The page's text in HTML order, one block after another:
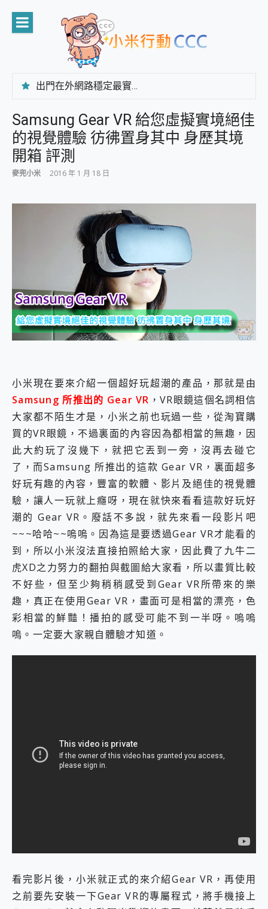
content
出門在外網路穩定最實在 「台灣大哥大」榮獲 4G/5G 在線率全球 NO.3 全台第一與全台六冠王實測心得，走到哪順到哪！
CP 值天花板~ Bongcom BS5 足球君開箱~ 短焦投影機 3千元就能擁有！ 折扣碼在這～
專為 PC上的 XBOX和掌機設計的 FireCuda X1070 SSD 固態硬碟開箱 評測
台灣製攝影機在這裡，100%全無線設計 SpotCam Solo Eco 太陽能防水雲端攝影機 SpotCam Solo 3 2.5K高畫質戶外攝影機 開箱 評測
超驚艷 讓人一眼就愛上 LENOVO 聯想 Yoga Book 9 14吋 AI輕薄筆電 開箱 評測
美到讓人超想擁有 moto pad 60 系列 與 Moto | Swarovski razr 60 冰藍限定版本 開箱 評測
好用的 EaseUS Partition Master 讓您輕鬆的移除與格式化有防寫保護的隨身碟或SD卡
一鍵修復模糊影片、舊照的 AI 好幫手! VideoProc Converter AI 新版全解析 × 年末優惠，一篇全看懂
外型超吸晴~ 給您絕佳操控體驗 GravaStar Mercury K1 系列 異星機械鍵盤與 Mercury X 系列 輕量無線電競滑鼠 開箱 評測
開箱~變身「蜘蛛人」椅子軍師！MSI MPG 491CQP QD-OLED 超寬曲面電競螢幕，多工辦公、爽度滿滿的終極桌面體驗
iPhone 17 系列 有認證的防護來囉！ imos 首家導入 UL MCV 行銷宣告驗證的手機配件品牌
DJI Osmo Pocket 3 爽爽帶回家 歡慶 EaseUS 21 週年到來，「Slogan 海報徵稿活動」好康大放送
小巧好吸不擋鏡頭 有Qi2認證的 ONPRO MagReact MXs2 5000mAh薄型磁吸無線急速行動電源 開箱 評測
會走動的冷暖氣 SONY REON POCKET PRO 穿戴式智慧冷暖調溫裝置 開箱 評測
超好用的 PLAUD NotePin AI 智慧錄音膠囊~ 您的AI 秘書已上線 每月免費送你 300分鐘轉寫
COMPUTEX 2025 來囉！AGI亞奇雷 AI・Gaming・創作儲存方案登場，趕快來AGI亞奇雷挑戰任務抽 PS5！
自帶線的 有線無線都能充 ONPRO MagReact M5 10000mAh 5合1 磁吸無線急速行動電源 開箱 評測
飛利浦 JS7310 ⚡【電急便｜行動儲能救車電源】 可靠的旅行夥伴！帶給您優異的安全性與強大供電效能
是螢幕也是電視! 一機超多用途「MSI微星 Modern MD272UPSW 27型」 4K IPS 輕薄商用智慧聯網螢幕 開箱 評測
您的專屬AI 助手 Yoga Slim 7 Aura Edition 觸控AI筆電 開箱 評測
realme 14 Pro 超硬軍規、冰感變色實測，realme 14 5G 遊戲戰鬥值爆表，效能x娛樂全都要！
iPhone、Apple Watch、AirPods耳機 三個設備充電一起搞定 ONPRO MagReact™ M3 3 in 1可攜摺疊無線充電器 開箱 評測
動靜皆宜「HUAWEI FreeArc」開放式耳掛耳機，無感配戴! 超穩超服貼，音質、通話也很優質
好玩好拍 vivo V50 ~ 口袋裡的 Zeiss 潮流攝影棚!
25種洗烘模式一機搞定! Roborock 衣莉莎白 H1 Neo分子篩洗脫烘 AI 滾筒洗衣機
給 MSI Claw 系列電競掌機 最完美的家 MSI Nest Docking Station 掌機專屬擴充底座 開箱 評測
B&O 精品級音響! Home+ 中嘉寬頻 SoundBox 劇院串流盒 開箱 評測
2億 APO蔡司長焦神機降臨~ vivo X200 Pro、vivo X200 就是這麼好拍
3 個超值 MHN 飛人工具分享~~ iToolab AnyGo 魔物獵人 Now飛人 ios教學 不出門也可以到處走
Locawhere AnyTo 寶可夢飛人 AnyTo 不出門也可以飛遍全世界
小體積 40000mAh 超大容量 一次充5個設備 充好充滿 CUKTECH 酷態科 300W 微型充電站 開箱 評測
97.3% 恢復率，資料救援就是這麼簡單 EaseUS Data Recovery Wizard Free 18.0.0 業界最好的資料救援軟體
磁碟系統大風吹 有了 磁碟管理程式 EaseUS Partition Master 就是這麼簡單
全新 SONY Xperia 1 VI 開箱! 相機實測! 長焦覆蓋更遠更清晰、2日長續航、頂尖影音娛樂效能~
ASUS Pad 全面應援 Me Time，加碼愛奇藝黃金雙周卡體驗，專案價最低 NT$0 起
榮耀 HONOR 600 Pro x MOLLY Limited Edition 限量版開賣，攜手味全龍進駐大巨蛋萬人盛典
Samsung Gear VR 給您虛擬實境絕佳
的視覺體驗 彷彿置身其中 身歷其境
開箱 評測
麥兜小米 2016 年 1 月 18 日
小米現在要來介紹一個超好玩超潮的產品，那就是由
Samsung 所推出的 Gear VR ，VR眼鏡這個名詞相信
大家都不陌生才是，小米之前也玩過一些，從淘寶購
買的VR眼鏡，不過裏面的內容因為都相當的無趣，因
此大約玩了沒幾下，就把它丟到一旁，沒再去碰它
了，而Samsung 所推出的這款 Gear VR，裏面超多
好玩有趣的內容，豐富的軟體、影片及絕佳的視覺體
驗，讓人一玩就上癮呀，現在就快來看看這款好玩好
潮的 Gear VR。廢話不多說，就先來看一段影片吧
~~~哈哈~~嗚嗚。因為這是要透過Gear VR才能看的
到，所以小米沒法直接拍照給大家，因此費了九牛二
虎XD之力努力的翻拍與截圖給大家看，所以畫質比較
不好些，但至少夠稍稍感受到Gear VR所帶來的樂
趣，真正在使用Gear VR，畫面可是相當的漂亮，色
彩相當的鮮豔！播拍的感受可能不到一半呀。嗚嗚
嗚。一定要大家親自體驗才知道。
看完影片後，小米就正式的來介紹Gear VR，再使用
之前要先安裝一下Gear VR的專屬程式，將手機接上